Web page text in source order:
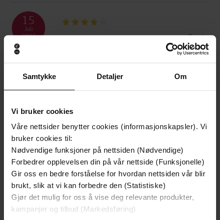
Samtykke Detaljer Om
Vi bruker cookies
Våre nettsider benytter cookies (informasjonskapsler). Vi
bruker cookies til:
Nødvendige funksjoner på nettsiden (Nødvendige)
Forbedrer opplevelsen din på vår nettside (Funksjonelle)
Gir oss en bedre forståelse for hvordan nettsiden vår blir
brukt, slik at vi kan forbedre den (Statistiske)
Gjør det mulig for oss å vise deg relevante produkter,
kampanjer og tilbud (Markedsføring)
Trude
15
Juli
2022
Evy
22
Mai
12
Mai
2022
06
Mai
2022